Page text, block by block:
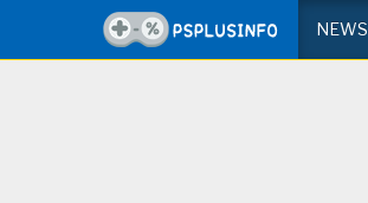
NEWS